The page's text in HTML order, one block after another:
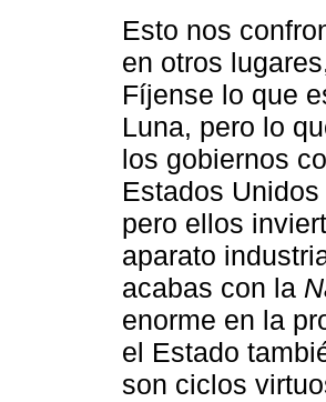
Esto nos
en otros
Fíjense lo que
Luna, pero lo
los gobiernos
Estados
pero ellos
aparato
acabas con la
enorme en la
el Estado
son ciclos